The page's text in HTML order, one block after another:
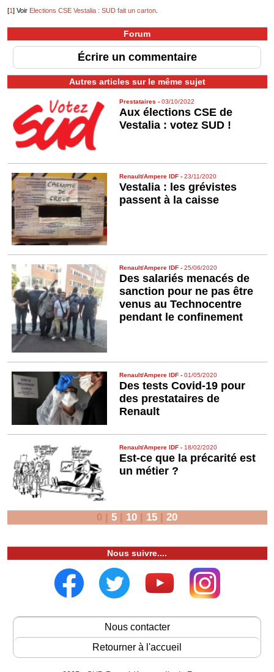
[1] Voir Elections CSE Vestalia : SUD fait un carton.
Forum
Écrire un commentaire
Autres articles sur le même sujet
Prestataires -03/10/2022
Aux élections CSE de
Vestalia : votez SUD !
Renault/Ampere IDF -23/11/2020
Vestalia : les grévistes
passent à la caisse
Renault/Ampere IDF -25/06/2020
Des salariés menacés de
sanction pour ne pas être
venus au Technocentre
pendant le confinement
Renault/Ampere IDF -01/05/2020
Des tests Covid-19 pour
des prestataires de
Renault
Renault/Ampere IDF -18/02/2020
Est-ce que la précarité est
un métier ?
0 | 5 | 10 | 15 | 20
Nous suivre....
Nous contacter
Retourner à l'accueil